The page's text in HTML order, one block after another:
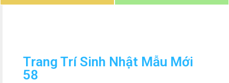
Trang Trí Sinh Nhật Mẫu Mới
58